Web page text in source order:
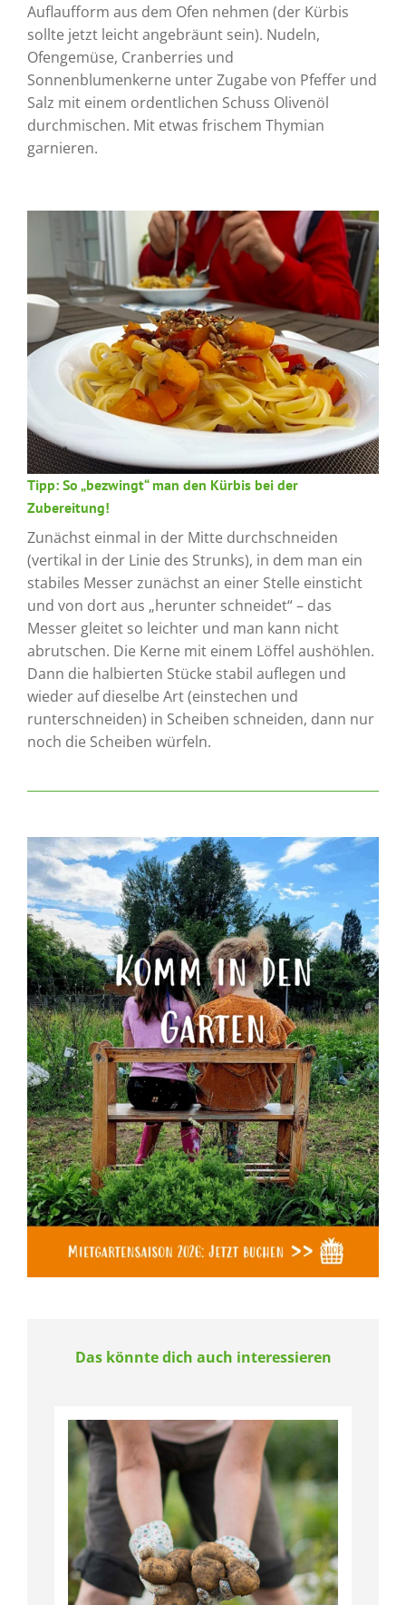
Auflaufform aus dem Ofen nehmen (der Kürbis
sollte jetzt leicht angebräunt sein). Nudeln,
Ofengemüse, Cranberries und
Sonnenblumenkerne unter Zugabe von Pfeffer und
Salz mit einem ordentlichen Schuss Olivenöl
durchmischen. Mit etwas frischem Thymian
garnieren.
Tipp: So „bezwingt“ man den Kürbis bei der
Zubereitung!
Zunächst einmal in der Mitte durchschneiden
(vertikal in der Linie des Strunks), in dem man ein
stabiles Messer zunächst an einer Stelle einsticht
und von dort aus „herunter schneidet“ – das
Messer gleitet so leichter und man kann nicht
abrutschen. Die Kerne mit einem Löffel aushöhlen.
Dann die halbierten Stücke stabil auflegen und
wieder auf dieselbe Art (einstechen und
runterschneiden) in Scheiben schneiden, dann nur
noch die Scheiben würfeln.
Das könnte dich auch interessieren